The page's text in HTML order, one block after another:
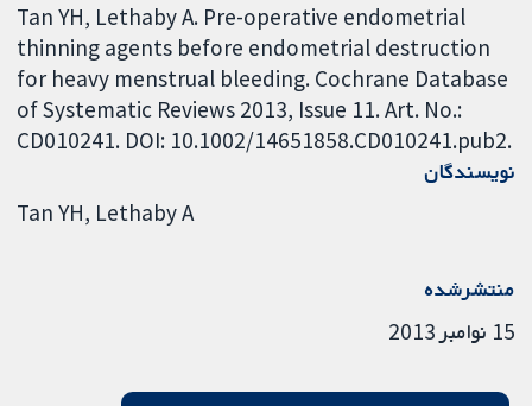
Tan YH, Lethaby A. Pre-operative endometrial
thinning agents before endometrial destruction
for heavy menstrual bleeding. Cochrane Database
of Systematic Reviews 2013, Issue 11. Art. No.:
CD010241. DOI: 10.1002/14651858.CD010241.pub2.
نویسندگان
Tan YH Lethaby A
منتشرشده
15 نوامبر 2013